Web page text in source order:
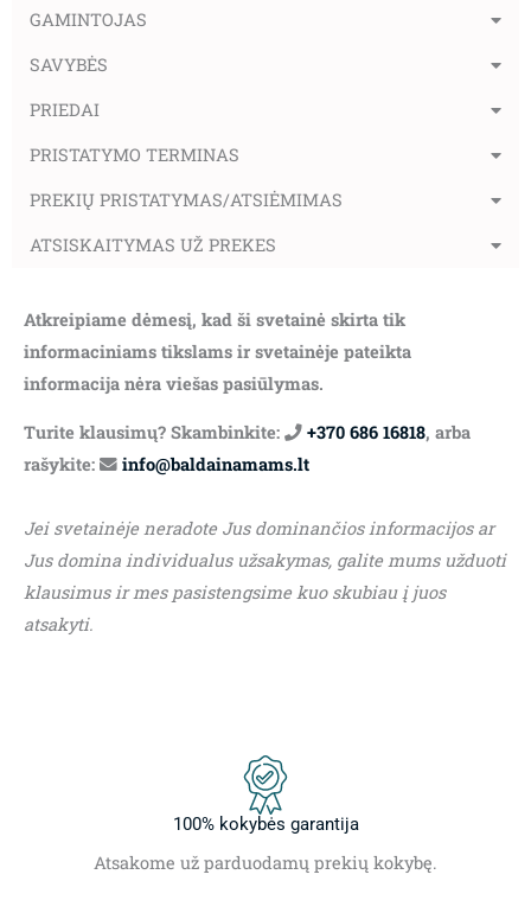
GAMINTOJAS
SAVYBĖS
PRIEDAI
PRISTATYMO TERMINAS
PREKIŲ PRISTATYMAS/ATSIĖMIMAS
ATSISKAITYMAS UŽ PREKES
Atkreipiame dėmesį, kad ši svetainė skirta tik
informaciniams tikslams ir svetainėje pateikta
informacija nėra viešas pasiūlymas.
Turite klausimų? Skambinkite: +370 686 16818, arba
rašykite:
info@baldainamams.lt
Jei svetainėje neradote Jus dominančios informacijos ar
Jus domina individualus užsakymas, galite mums užduoti
klausimus ir mes pasistengsime kuo skubiau į juos
atsakyti.
100% kokybės garantija
Atsakome už parduodamų prekių kokybę.